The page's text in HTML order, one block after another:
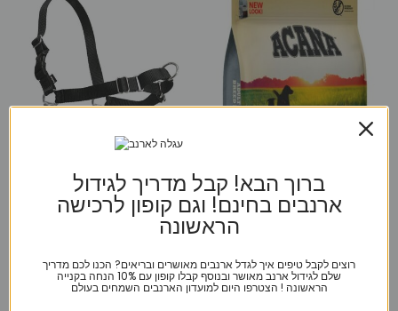
אקאנה - Acana
Acana בוגר גזע קטן 6 ק”ג
איזי אוק מידהS
ברוך הבא! קבל מדריך לגידול
ארנבים בחינם! וגם קופון לרכישה
הראשונה
רוצים לקבל טיפים איך לגדל ארנבים מאושרים ובריאים? הכנו לכם מדריך
שלם לגידול ארנב מאושר ובנוסף קבלו קופון עם 10% הנחה בקנייה
הראשונה ! הצטרפו היום למועדון הארנבים השמחים בעולם